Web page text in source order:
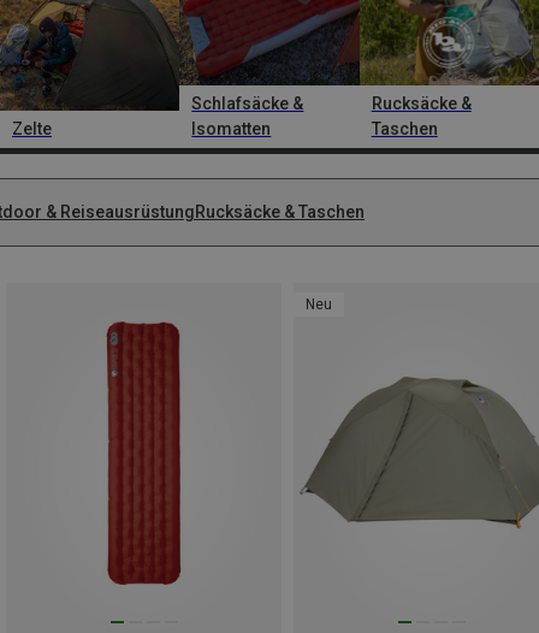
Zelte
Schlafsäcke &
Isomatten
Rucksäcke &
Taschen
& ReiseausrüstungRucksäcke & Taschen
Neu